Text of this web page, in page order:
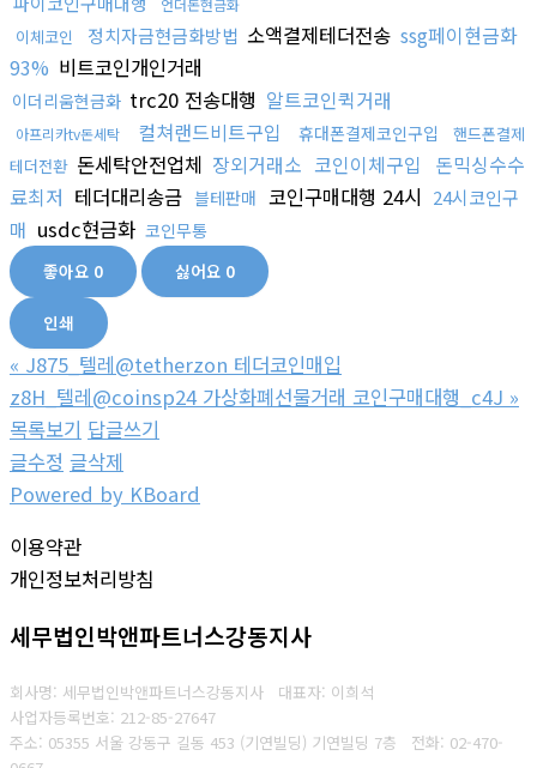
언더돈현금화
이체코인 정치자금현금화방법 소액결제테더전송 ssg페이현금화
93% 비트코인개인거래
이더리움현금화 trc20 전송대행 알트코인퀵거래
아프리카tv돈세탁 컬쳐랜드비트구입 휴대폰결제코인구입
핸드폰결제
테더전환 돈세탁안전업체 장외거래소 코인이체구입 돈믹싱수수
료최저 테더대리송금 블테판매 코인구매대행 24시 24시코인구
매 usdc현금화 코인무통
좋아요 0 싫어요 0
인쇄
« J875_텔레@tetherzon 테더코인매입
z8H_텔레@coinsp24 가상화폐선물거래 코인구매대행_c4J »
목록보기 답글쓰기
글수정 글삭제
Powered by KBoard
이용약관
개인정보처리방침
세무법인박앤파트너스강동지사
회사명: 세무법인박앤파트너스강동지사 대표자: 이희석
사업자등록번호: 212-85-27647
주소: 05355 서울 강동구 길동 453 (기연빌딩) 기연빌딩 7층 전화: 02-470-